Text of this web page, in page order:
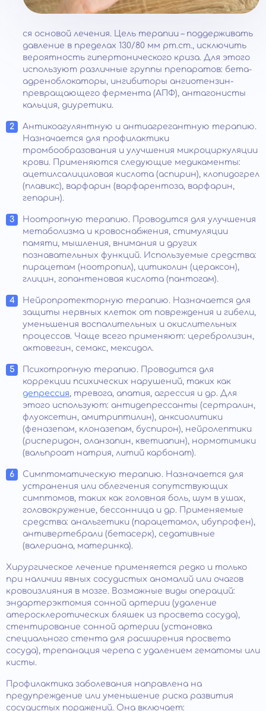
ся основой лечения. Цель терапии – поддерживать
давление в пределах 130/80 мм рт.ст., исключить
вероятность гипертонического криза. Для этого
используют различные группы препаратов: бета-
адреноблокаторы, ингибиторы ангиотензин-
превращающего фермента (АПФ), антагонисты
кальция, диуретики.
Антикоагулянтную и антиагрегантную терапию.
Назначается для профилактики
тромбообразования и улучшения микроциркуляции
крови. Применяются следующие медикаменты:
ацетилсалициловая кислота (аспирин), клопидогрел
(плавикс), варфарин (варфарентоза, варфарин,
гепарин).
Ноотропную терапию. Проводится для улучшения
метаболизма и кровоснабжения, стимуляции
памяти, мышления, внимания и других
познавательных функций. Используемые средства:
пирацетам (ноотропил), цитиколин (цераксон),
глицин, гопантеновая кислота (пантогам).
Нейропротекторную терапию. Назначается для
защиты нервных клеток от повреждения и гибели,
уменьшения воспалительных и окислительных
процессов. Чаще всего применяют: церебролизин,
актовегин, семакс, мексидол.
Психотропную терапию. Проводится для
коррекции психических нарушений, таких как
депрессия, тревога, апатия, агрессия и др. Для
этого используют: антидепрессанты (сертралин,
флуоксетин, амитриптилин), анксиолитики
(феназепам, клоназепам, буспирон), нейролептики
(рисперидон, оланзапин, кветиапин), нормотимики
(вальпроат натрия, литий карбонат).
Симптоматическую терапию. Назначается для
устранения или облегчения сопутствующих
симптомов, таких как головная боль, шум в ушах,
головокружение, бессонница и др. Применяемые
средства: анальгетики (парацетамол, ибупрофен),
антивертебрали (бетасерк), седативные
(валериана, материнка).
Хирургическое лечение применяется редко и только
при наличии явных сосудистых аномалий или очагов
кровоизлияния в мозге. Возможные виды операций:
эндартерэктомия сонной артерии (удаление
атеросклеротических бляшек из просвета сосуда),
стентирование сонной артерии (установка
специального стента для расширения просвета
сосуда), трепанация черепа с удалением гематомы или
кисты.
Профилактика заболевания направлена на
предупреждение или уменьшение риска развития
сосудистых поражений. Она включает: